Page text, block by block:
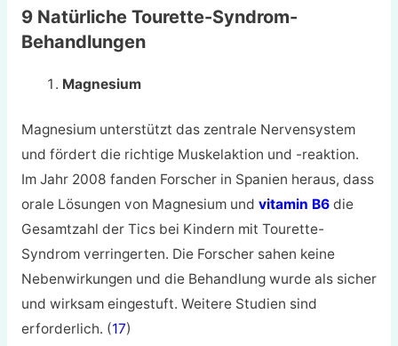
9 Natürliche Tourette-Syndrom-
Behandlungen
Magnesium
Magnesium unterstützt das zentrale Nervensystem
und fördert die richtige Muskelaktion und -reaktion.
Im Jahr 2008 fanden Forscher in Spanien heraus, dass
orale Lösungen von Magnesium und vitamin B6 die
Gesamtzahl der Tics bei Kindern mit Tourette-
Syndrom verringerten. Die Forscher sahen keine
Nebenwirkungen und die Behandlung wurde als sicher
und wirksam eingestuft. Weitere Studien sind
erforderlich. (17)